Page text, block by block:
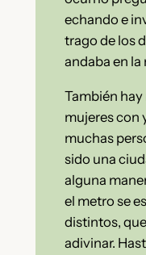
echando e
trago de los
andaba en la
También
mujeres con
muchas
sido una
alguna
el metro se
distintos,
adivinar.